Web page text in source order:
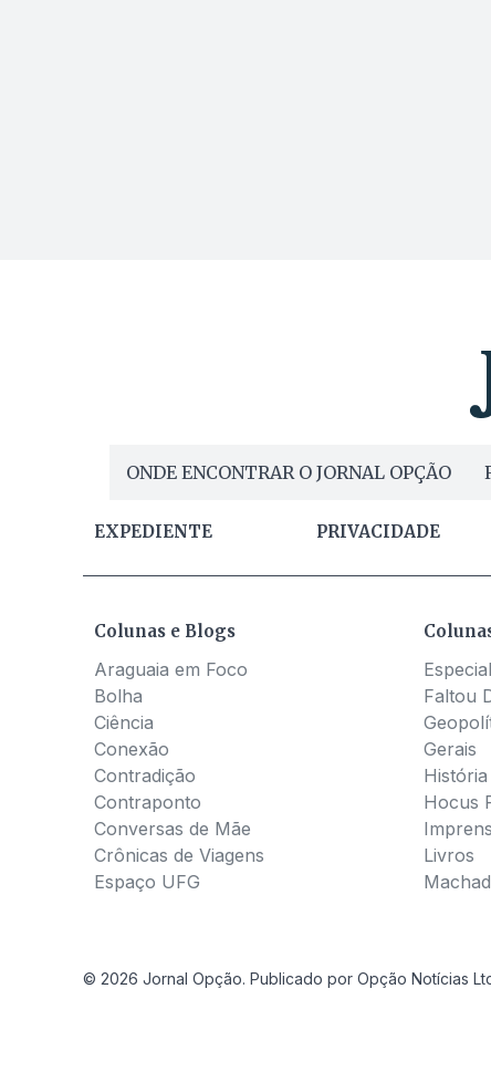
ONDE ENCONTRAR O JORNAL OPÇÃO
EXPEDIENTE PRIVACIDADE
Colunas e Blogs
Araguaia em Foco
Bolha
Ciência
Conexão
Contradição
Contraponto
Conversas de Mãe
Crônicas de Viagens
Espaço UFG
Faltou
Gerais
História
Hocus
Livros
© 2026 Jornal Opção. Publicado por Opção Notícias